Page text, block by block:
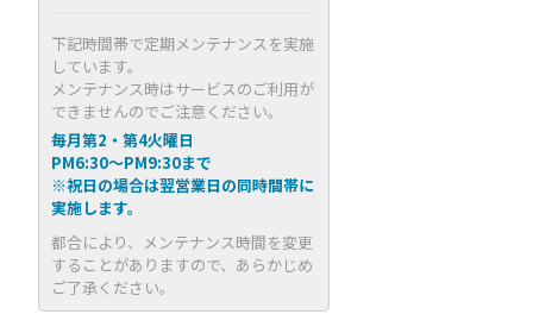
下記時間帯で定期メンテナンスを実施
しています。
メンテナンス時はサービスのご利用が
できませんのでご注意ください。
毎月第2・第4火曜日
PM6:30～PM9:30まで
※祝日の場合は翌営業日の同時間帯に
実施します。
都合により、メンテナンス時間を変更
することがありますので、あらかじめ
ご了承ください。